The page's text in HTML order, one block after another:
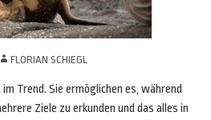
FLORIAN SCHIEGL
Trend. Sie ermöglichen es, während
Ziele zu erkunden und das alles in